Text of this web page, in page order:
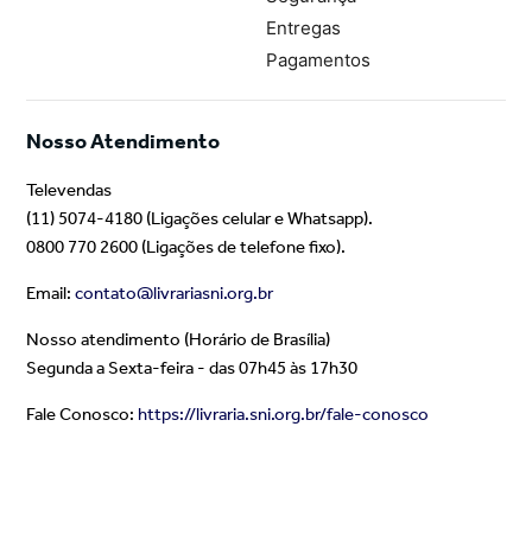
Entregas
Pagamentos
Nosso Atendimento
Televendas
(11) 5074-4180 (Ligações celular e Whatsapp).
0800 770 2600 (Ligações de telefone fixo).
Email:contato@livrariasni.org.br
Nosso atendimento (Horário de Brasília)
Segunda a Sexta-feira - das 07h45 às 17h30
Fale Conosco: https://livraria.sni.org.br/fale-conosco